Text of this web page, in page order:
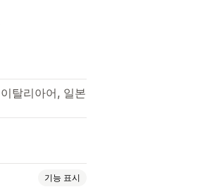
탈리아어, 일본
기능 표시